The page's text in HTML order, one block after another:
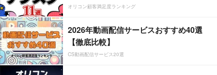
オリコン顧客満足度ランキング
2026年動画配信サービスおすすめ40選
【徹底比較】
CS動画配信サービス20選